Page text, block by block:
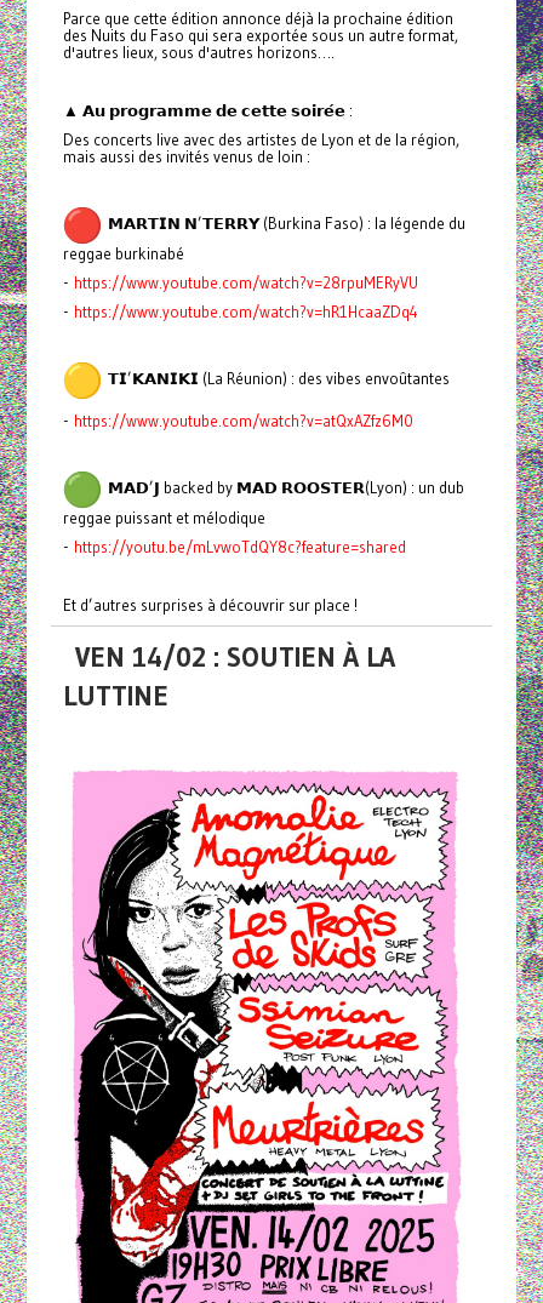
Parce que cette édition annonce déjà la prochaine édition
des Nuits du Faso qui sera exportée sous un autre format,
d'autres lieux, sous d'autres horizons….
▲ 𝗔𝘂 𝗽𝗿𝗼𝗴𝗿𝗮𝗺𝗺𝗲 𝗱𝗲 𝗰𝗲𝘁𝘁𝗲 𝘀𝗼𝗶𝗿𝗲́𝗲 :
Des concerts live avec des artistes de Lyon et de la région,
mais aussi des invités venus de loin :
𝗠𝗔𝗥𝗧𝗜𝗡 𝗡’𝗧𝗘𝗥𝗥𝗬 (Burkina Faso) : la légende du
reggae burkinabé
- https://www.youtube.com/watch?v=28rpuMERyVU
- https://www.youtube.com/watch?v=hR1HcaaZDq4
𝗧𝗜’𝗞𝗔𝗡𝗜𝗞𝗜 (La Réunion) : des vibes envoûtantes
- https://www.youtube.com/watch?v=atQxAZfz6M0
𝗠𝗔𝗗’𝗝 backed by 𝗠𝗔𝗗 𝗥𝗢𝗢𝗦𝗧𝗘𝗥(Lyon) : un dub
reggae puissant et mélodique
- https://youtu.be/mLvwoTdQY8c?feature=shared
Et d’autres surprises à découvrir sur place !
VEN 14/02 : SOUTIEN À LA
LUTTINE